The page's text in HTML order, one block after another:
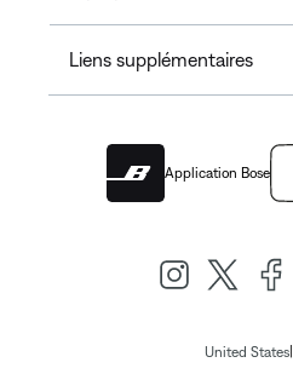
Liens supplémentaires
Application Bose
United States|